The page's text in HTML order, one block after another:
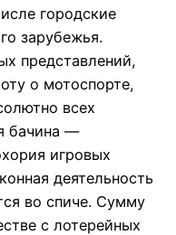
городские
зарубежья.
представлений,
о мотоспорте,
всех
бачина —
игровых
деятельность
во спиче. Сумму
с лотерейных